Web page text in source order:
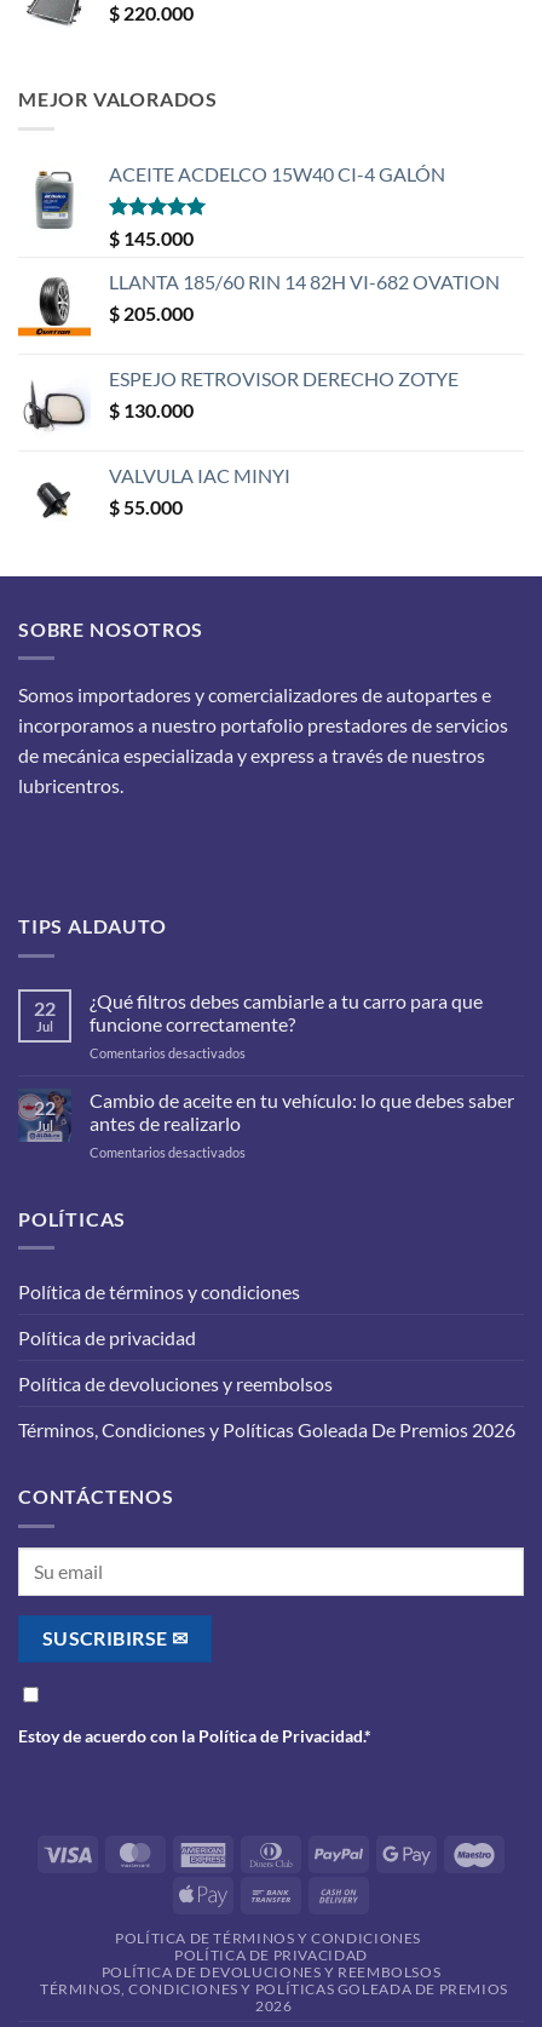
$ 220.000
MEJOR VALORADOS
ACEITE ACDELCO 15W40 CI-4 GALÓN
Valorado
con
$ 145.000
LLANTA 185/60 RIN 14 82H VI-682 OVATION
$ 205.000
ESPEJO RETROVISOR DERECHO ZOTYE
$ 130.000
VALVULA IAC MINYI
$ 55.000
SOBRE NOSOTROS
Somos importadores y comercializadores de autopartes e
incorporamos a nuestro portafolio prestadores de servicios
de mecánica especializada y express a través de nuestros
lubricentros.
TIPS ALDAUTO
22
Jul
¿Qué filtros debes cambiarle a tu carro para que
funcione correctamente?
Comentarios desactivados
filtros
debes
a
22
Jul
Cambio de aceite en tu vehículo: lo que debes saber
antes de realizarlo
Comentarios desactivados
lo
POLÍTICAS
Política de términos y condiciones
Política de privacidad
Política de devoluciones y reembolsos
Términos, Condiciones y Políticas Goleada De Premios 2026
CONTÁCTENOS
Estoy de acuerdo con la Política de Privacidad.*
Visa MasterCardAmerican
Dinners PayPal
Google
Apple
Bank
Delivery
POLÍTICA DE TÉRMINOS Y CONDICIONES
POLÍTICA DE PRIVACIDAD
POLÍTICA DE DEVOLUCIONES Y REEMBOLSOS
TÉRMINOS, CONDICIONES Y POLÍTICAS GOLEADA DE PREMIOS
2026